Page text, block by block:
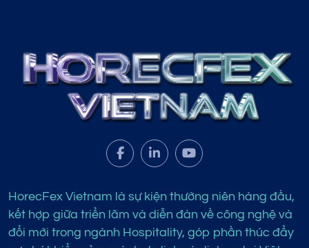
HorecFex Vietnam là sự kiện thường niên hàng đầu,
kết hợp giữa triển lãm và diễn đàn về công nghệ và
đổi mới trong ngành Hospitality, góp phần thúc đẩy